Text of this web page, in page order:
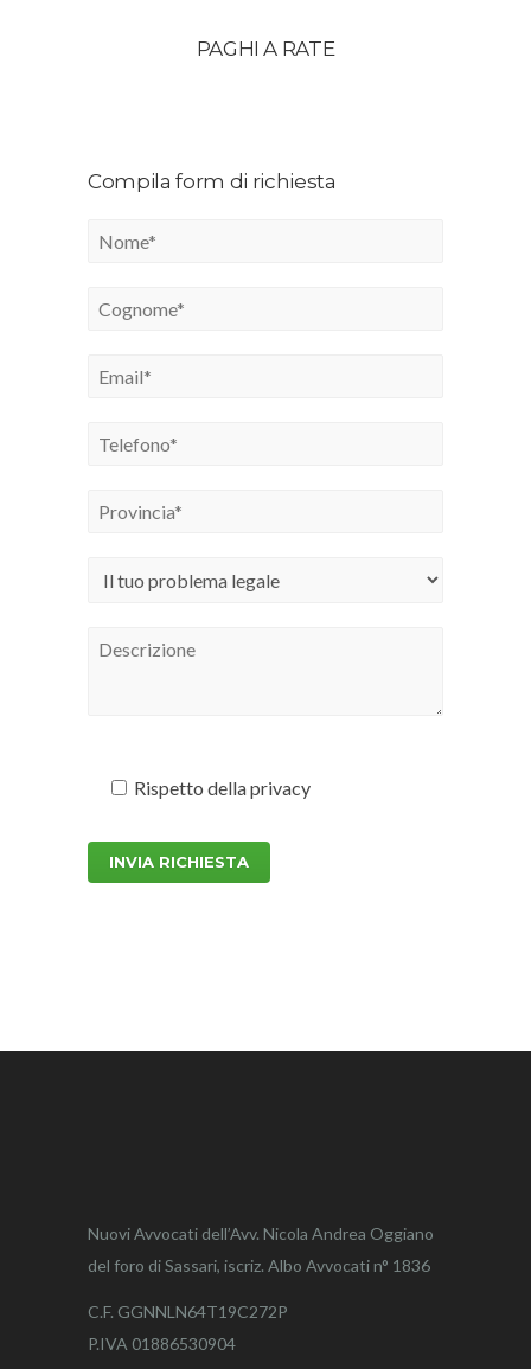
PAGHI A RATE
Compila form di richiesta
Rispetto dellaprivacy
Nuovi Avvocati dell’Avv. Nicola Andrea Oggiano
del foro di Sassari, iscriz. Albo Avvocati n° 1836
C.F. GGNNLN64T19C272P
P.IVA 01886530904